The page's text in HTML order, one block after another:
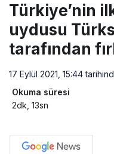
Türkiye’nin
uydusu
tarafından
17 Eylül 2021, 15:44
Okuma süresi
2dk, 13sn